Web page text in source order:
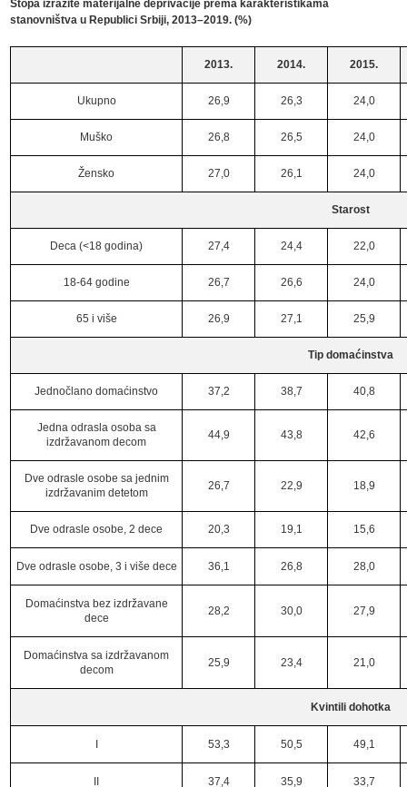
Stopa izrazite materijalne deprivacije prema karakteristikama
stanovništva u Republici Srbiji, 2013–2019. (%)
2013. 2014. 2015.
Ukupno 26,9 26,3 24,0
Muško 26,8 26,5 24,0
Žensko 27,0 26,1 24,0
Starost
Deca (<18 godina) 27,4 24,4 22,0
18-64 godine 26,7 26,6 24,0
65 i više 26,9 27,1 25,9
Tip domaćinstva
Jednočlano domaćinstvo 37,2 38,7 40,8
Jedna odrasla osoba sa
izdržavanom decom
44,9 43,8 42,6
Dve odrasle osobe sa jednim
izdržavanim detetom
26,7 22,9 18,9
Dve odrasle osobe, 2 dece 20,3 19,1 15,6
Dve odrasle osobe, 3 i više dece 36,1 26,8 28,0
Domaćinstva bez izdržavane
dece
28,2 30,0 27,9
Domaćinstva sa izdržavanom
decom
25,9 23,4 21,0
Kvintili dohotka
53,3 50,5 49,1
37,4 35,9 33,7